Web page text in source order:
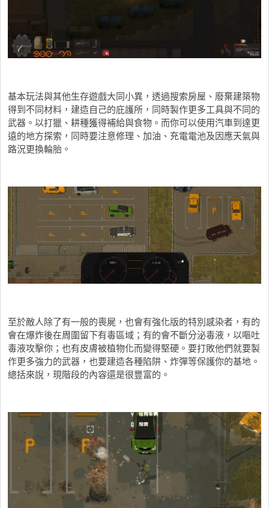
基本玩法與其他生存遊戲大同小異，透過搜索房屋、廢棄建築物
得到不同材料，建造自己的庇護所，同時製作更多工具與不同的
武器。以打獵、耕種獲得補給與食物。而你可以使用汽車到達更
遠的地方探索，同時要注意修理、加油、充電電池及因應天氣與
路況更換輪胎。
至於敵人除了有一般的喪屍，也會有強化版的特別感染者，有的
會在爆炸後在周圍留下有毒區域；有的會不斷分泌毒液，以嘔吐
毒液攻擊你；也有皮膚被植物化而變得堅硬。要打敗他們就要製
作更多強力的武器，也要建造各種陷阱、炸彈等保護你的基地。
總括來說，現階段的內容還是很豐富的。